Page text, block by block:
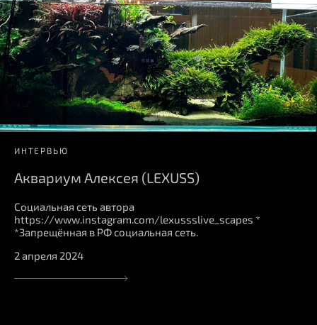
ИНТЕРВЬЮ
Аквариум Алексея (LEXUSS)
Социальная сеть автора
https://www.instagram.com/lexussslive_scapes *
*Запрещённая в РФ социальная сеть.
2 апреля 2024